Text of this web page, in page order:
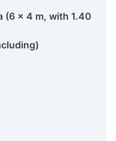
(6 x 4 m, with 1.40